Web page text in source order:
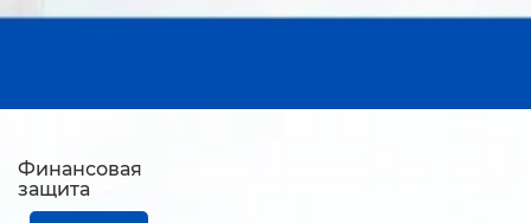
Финансовая
защита